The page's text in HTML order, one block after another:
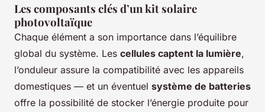
Les composants clés d’un kit solaire
photovoltaïque
Chaque élément a son importance dans l’équilibre
global du système. Les cellules captent la lumière,
l’onduleur assure la compatibilité avec les appareils
domestiques — et un éventuel système de batteries
offre la possibilité de stocker l’énergie produite pour